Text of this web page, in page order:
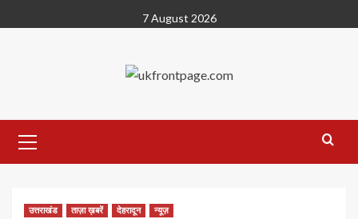
to
7 August 2026
Menu
उत्तराखंड ताज़ा ख़बरें देहरादून न्यूज़